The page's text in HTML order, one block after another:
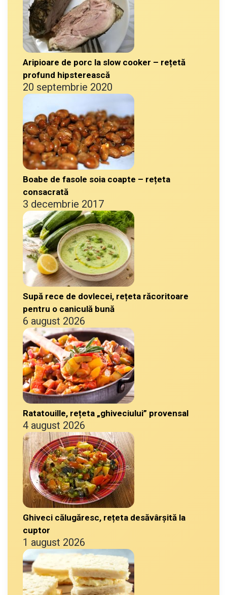
Aripioare de porc la slow cooker – rețetă
profund hipsterească
20 septembrie 2020
Boabe de fasole soia coapte – rețeta
consacrată
3 decembrie 2017
Supă rece de dovlecei, rețeta răcoritoare
pentru o caniculă bună
6 august 2026
Ratatouille, rețeta „ghiveciului” provensal
4 august 2026
Ghiveci călugăresc, rețeta desăvârșită la
cuptor
1 august 2026